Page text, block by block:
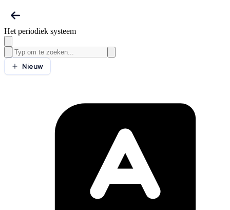
Het periodiek systeem
Nieuw